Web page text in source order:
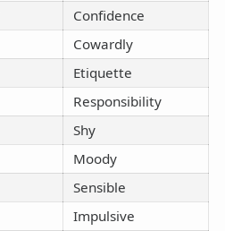
Confidence
Cowardly
Etiquette
Responsibility
Shy
Moody
Sensible
Impulsive